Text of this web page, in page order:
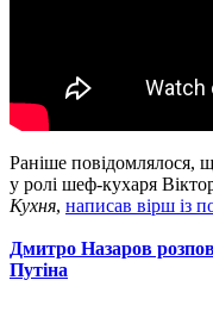
Раніше повідомлялося,
у ролі шеф-кухаря
Кухня, написав вірш із
Дмитро Назаров
Путіна